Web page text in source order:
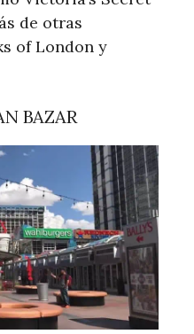
de otras
of London y
BAZAR